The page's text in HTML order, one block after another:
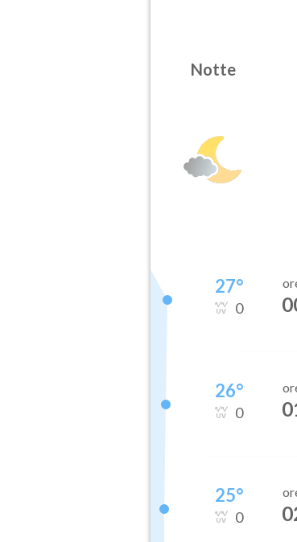
Notte
27°
0
26°
0
25°
0